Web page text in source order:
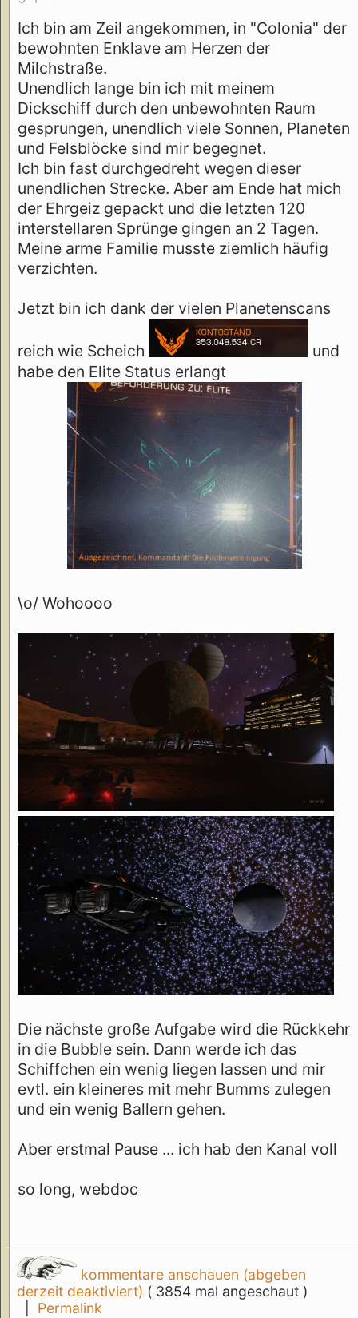
Ich bin am Zeil angekommen, in "Colonia" der
bewohnten Enklave am Herzen der
Milchstraße.
Unendlich lange bin ich mit meinem
Dickschiff durch den unbewohnten Raum
gesprungen, unendlich viele Sonnen, Planeten
und Felsblöcke sind mir begegnet.
Ich bin fast durchgedreht wegen dieser
unendlichen Strecke. Aber am Ende hat mich
der Ehrgeiz gepackt und die letzten 120
interstellaren Sprünge gingen an 2 Tagen.
Meine arme Familie musste ziemlich häufig
verzichten.
Jetzt bin ich dank der vielen Planetenscans
reich wie Scheich
und
habe den Elite Status erlangt
\o/ Wohoooo
Die nächste große Aufgabe wird die Rückkehr
in die Bubble sein. Dann werde ich das
Schiffchen ein wenig liegen lassen und mir
evtl. ein kleineres mit mehr Bumms zulegen
und ein wenig Ballern gehen.
Aber erstmal Pause ... ich hab den Kanal voll
so long, webdoc
kommentare anschauen (abgeben
derzeit deaktiviert) ( 3854 mal angeschaut )
Permalink